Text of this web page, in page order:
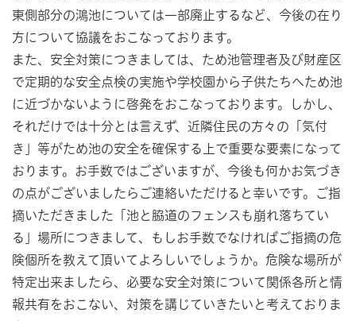
東側部分の鴻池については一部廃止するなど、今後の在り
方について協議をおこなっております。
また、安全対策につきましては、ため池管理者及び財産区
で定期的な安全点検の実施や学校園から子供たちへため池
に近づかないように啓発をおこなっております。しかし、
それだけでは十分とは言えず、近隣住民の方々の「気付
き」等がため池の安全を確保する上で重要な要素になって
おります。お手数ではございますが、今後も何かお気づき
の点がございましたらご連絡いただけると幸いです。ご指
摘いただきました「池と脇道のフェンスも崩れ落ちてい
る」場所につきまして、もしお手数でなければご指摘の危
険個所を教えて頂いてよろしいでしょうか。危険な場所が
特定出来ましたら、必要な安全対策について関係各所と情
報共有をおこない、対策を講じていきたいと考えておりま